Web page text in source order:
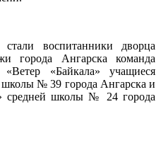
стали воспитанники дворца
города Ангарска команда
«Байкала» учащиеся
школы № 39 города Ангарска и
средней школы № 24 города